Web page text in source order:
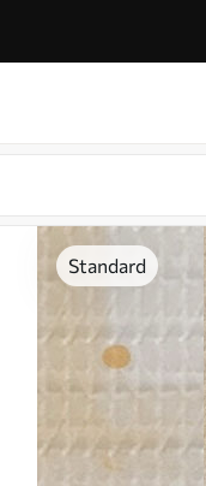
Standard